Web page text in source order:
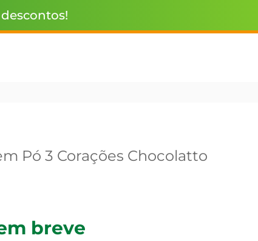
Pó 3 Corações Chocolatto
breve